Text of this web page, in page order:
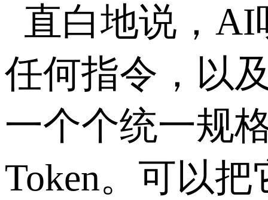
直白地说， AI
任何指令，以
一个个统一规
Token。可以把